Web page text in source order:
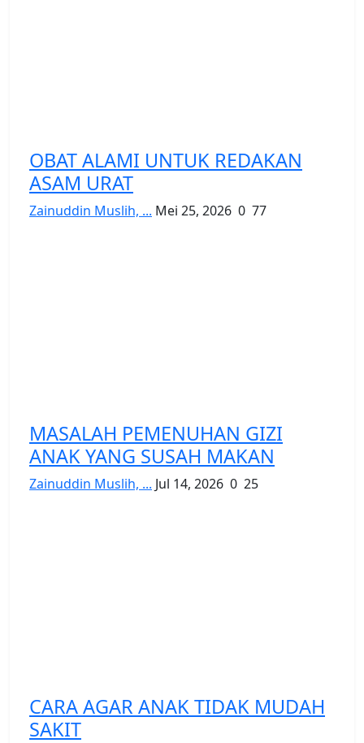
OBAT ALAMI UNTUK REDAKAN
ASAM URAT
Zainuddin Muslih, ... Mei 25, 2026 0 77
MASALAH PEMENUHAN GIZI
ANAK YANG SUSAH MAKAN
Zainuddin Muslih, ... Jul 14, 2026 0 25
CARA AGAR ANAK TIDAK MUDAH
SAKIT